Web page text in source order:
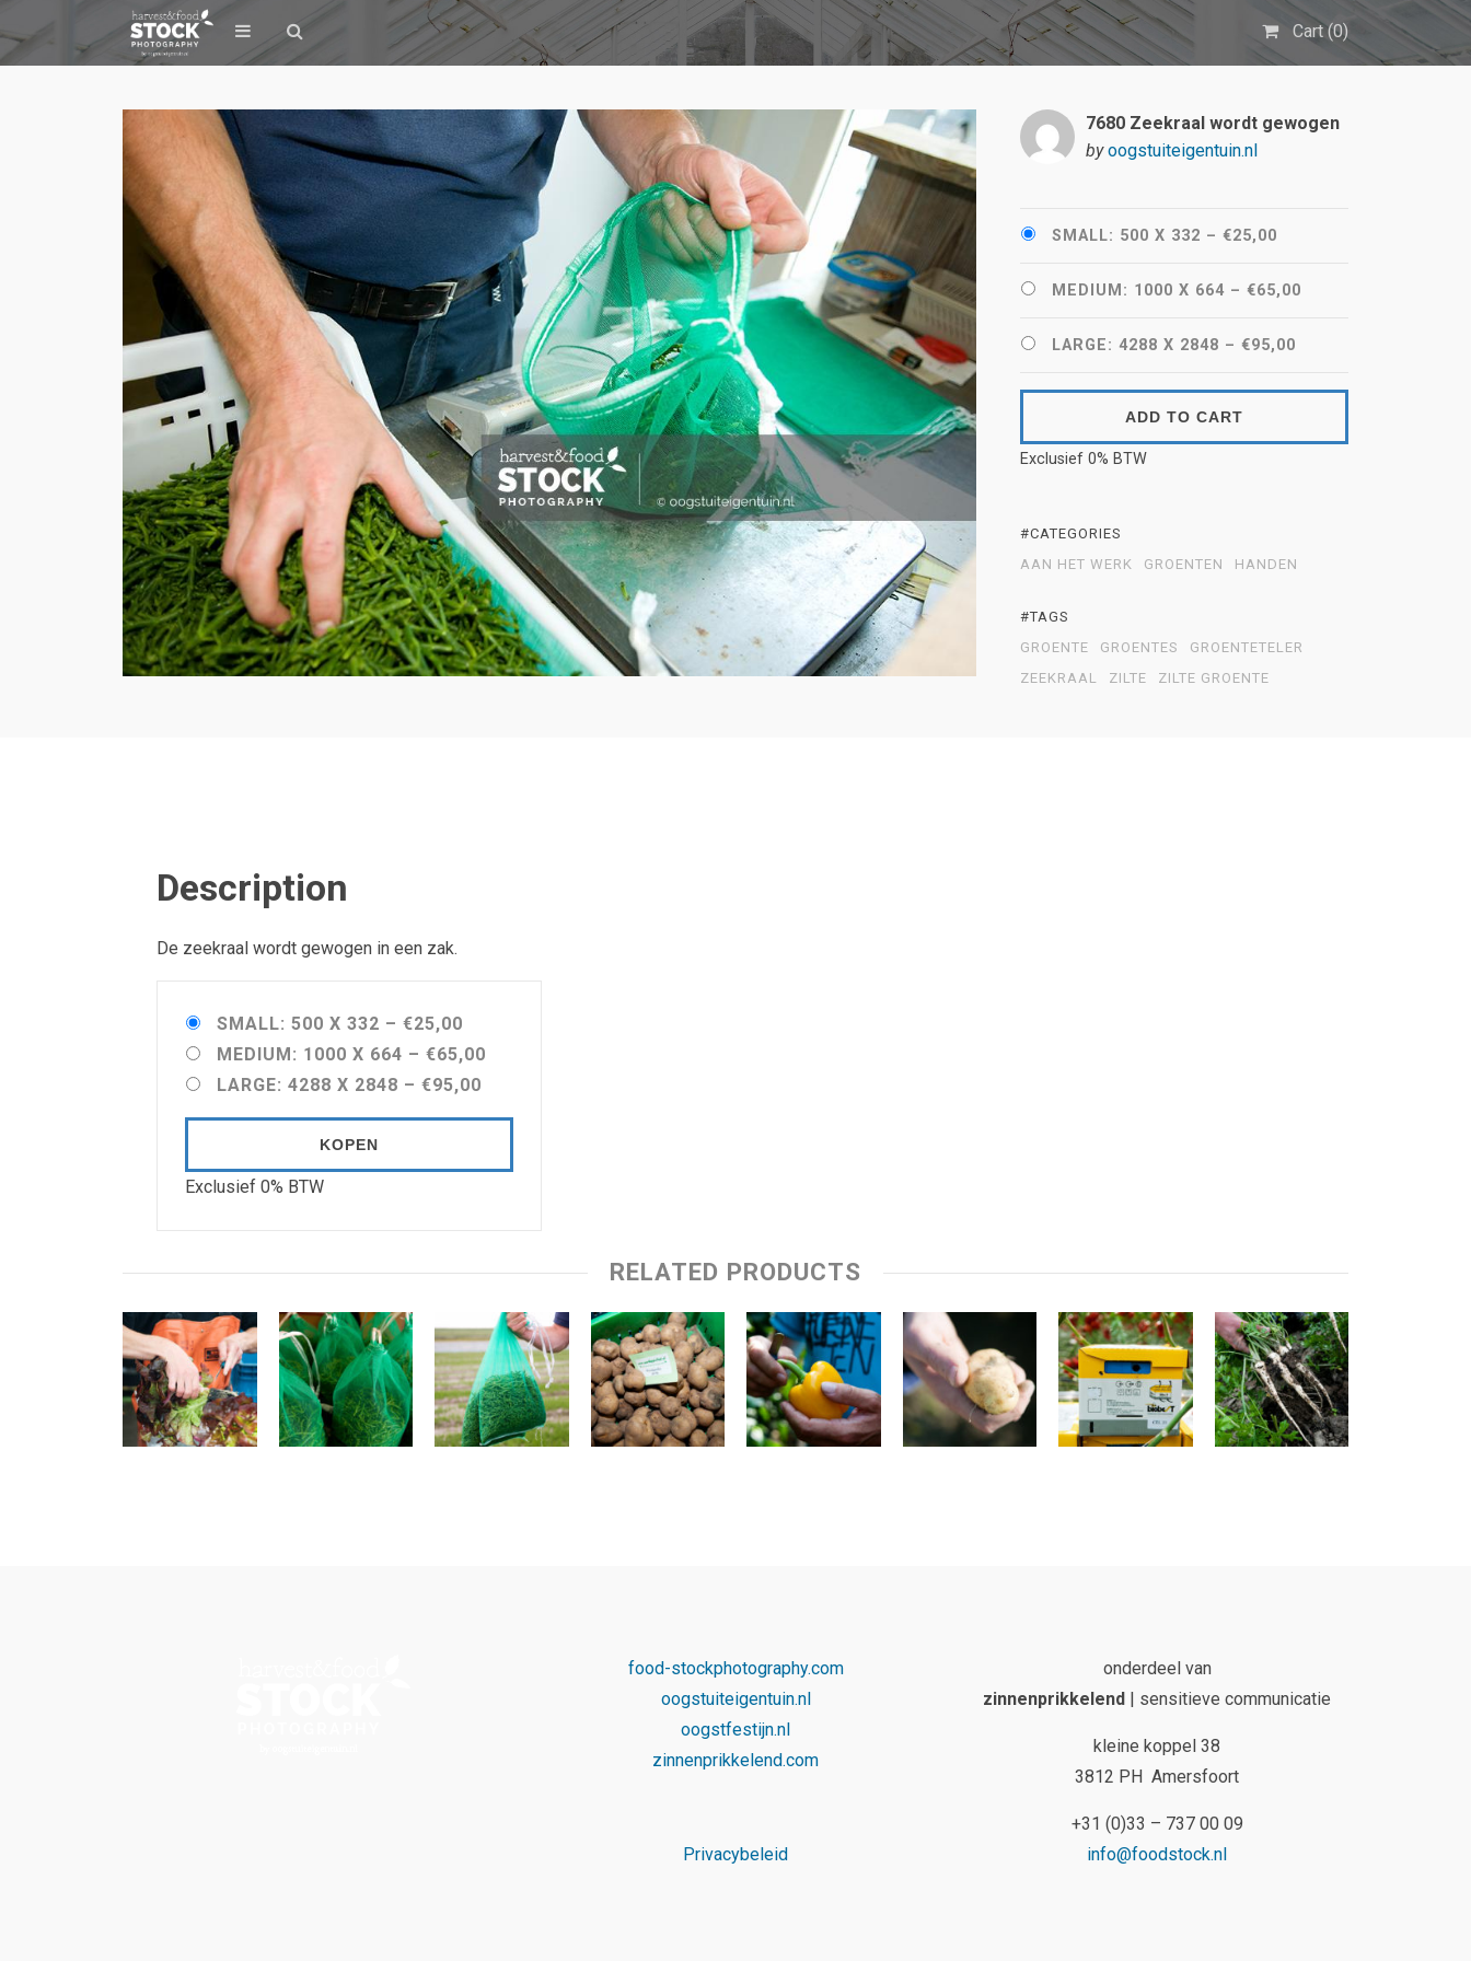
Cart (0)
7680 Zeekraal wordt gewogen
by oogstuiteigentuin.nl
SMALL: 500 X 332 – €25,00
MEDIUM: 1000 X 664 – €65,00
LARGE: 4288 X 2848 – €95,00
ADD TO CART
Exclusief 0% BTW
#CATEGORIES
AAN HET WERK
GROENTEN HANDEN
#TAGS
GROENTE
GROENTES
GROENTETELER
ZEEKRAAL
ZILTE ZILTE GROENTE
Description
De zeekraal wordt gewogen in een zak.
SMALL: 500 X 332 – €25,00
MEDIUM: 1000 X 664 – €65,00
LARGE: 4288 X 2848 – €95,00
KOPEN
Exclusief 0% BTW
RELATED PRODUCTS
food-stockphotography.com
oogstuiteigentuin.nl
oogstfestijn.nl
zinnenprikkelend.com
Privacybeleid
onderdeel van
zinnenprikkelend | sensitieve communicatie
kleine koppel 38
3812 PH Amersfoort
+31 (0)33 – 737 00 09
info@foodstock.nl